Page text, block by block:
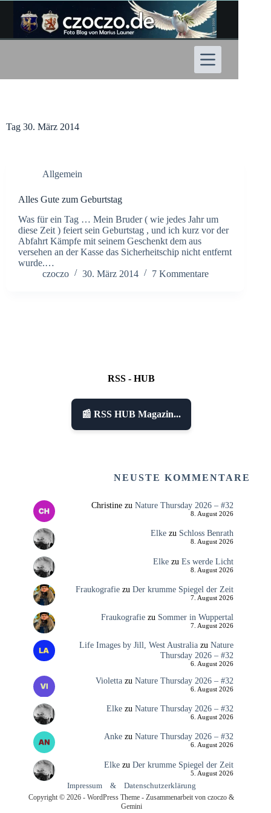
Inhalt
springen
Tag 30. März 2014
Allgemein
Alles Gute zum Geburtstag
Was für ein Tag … Mein Bruder ( wie jedes Jahr um
diese Zeit ) feiert sein Geburtstag , und ich kurz vor der
Abfahrt Kämpfe mit seinem Geschenkt dem aus
versehen an der Kasse das Sicherheitschip nicht entfernt
wurde.…
czoczo
30. März 2014 7 Kommentare
RSS - HUB
📰 RSS HUB Magazin...
NEUSTE KOMMENTARE
Christinezu Nature Thursday 2026 – #32
8. August 2026
Elkezu Schloss Benrath
8. August 2026
Elkezu Es werde Licht
8. August 2026
Fraukografiezu Der krumme Spiegel der Zeit
7. August 2026
Fraukografiezu Sommer in Wuppertal
7. August 2026
Life Images by Jill, West Australiazu Nature
Thursday 2026 – #32
6. August 2026
Violettazu Nature Thursday 2026 – #32
6. August 2026
Elkezu Nature Thursday 2026 – #32
6. August 2026
Ankezu Nature Thursday 2026 – #32
6. August 2026
Elkezu Der krumme Spiegel der Zeit
5. August 2026
Impressum & Datenschutzerklärung
Copyright © 2026 - WordPress Theme - Zusammenarbeit von czoczo &
Gemini